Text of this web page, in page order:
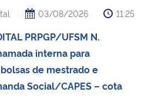
03/08/2026 11:25
PRPGP/UFSM N.
interna para
de mestrado e
Social/CAPES – cota